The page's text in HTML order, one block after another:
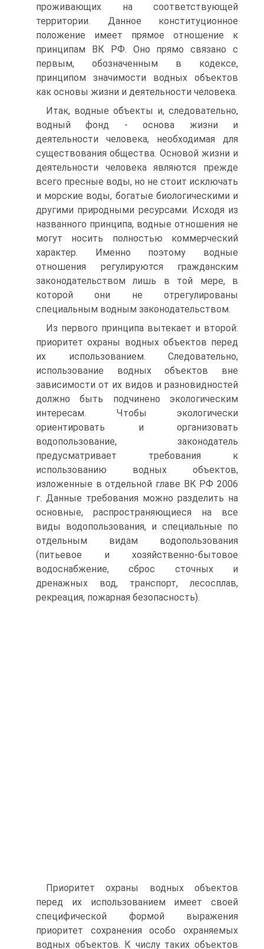
проживающих на соответствующей
территории. Данное конституционное
положение имеет прямое отношение к
принципам ВК РФ. Оно прямо связано с
первым, обозначенным в кодексе,
принципом значимости водных объектов
как основы жизни и деятельности человека.
Итак, водные объекты и, следовательно,
водный фонд - основа жизни и
деятельности человека, необходимая для
существования общества. Основой жизни и
деятельности человека являются прежде
всего пресные воды, но не стоит исключать
и морские воды, богатые биологическими и
другими природными ресурсами. Исходя из
названного принципа, водные отношения не
могут носить полностью коммерческий
характер. Именно поэтому водные
отношения регулируются гражданским
законодательством лишь в той мере, в
которой они не отрегулированы
специальным водным законодательством.
Из первого принципа вытекает и второй:
приоритет охраны водных объектов перед
их использованием. Следовательно,
использование водных объектов вне
зависимости от их видов и разновидностей
должно быть подчинено экологическим
интересам. Чтобы экологически
ориентировать и организовать
водопользование, законодатель
предусматривает требования к
использованию водных объектов,
изложенные в отдельной главе ВК РФ 2006
г. Данные требования можно разделить на
основные, распространяющиеся на все
виды водопользования, и специальные по
отдельным видам водопользования
(питьевое и хозяйственно-бытовое
водоснабжение, сброс сточных и
дренажных вод, транспорт, лесосплав,
рекреация, пожарная безопасность).
Приоритет охраны водных объектов
перед их использованием имеет своей
специфической формой выражения
приоритет сохранения особо охраняемых
водных объектов. К числу таких объектов